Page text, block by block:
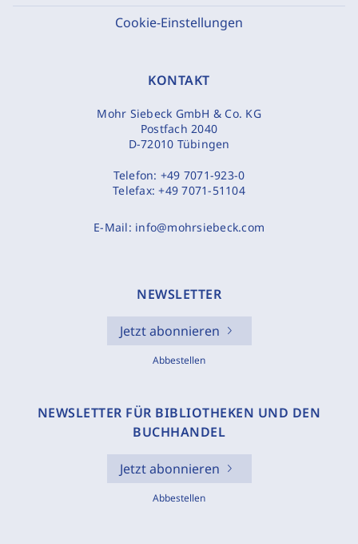
Cookie-Einstellungen
KONTAKT
Mohr Siebeck GmbH & Co. KG
Postfach 2040
D-72010 Tübingen
Telefon: +49 7071-923-0
Telefax:+49 7071-51104
E-Mail: info@mohrsiebeck.com
NEWSLETTER
Jetzt abonnieren
Abbestellen
NEWSLETTER FÜR BIBLIOTHEKEN UND DEN
BUCHHANDEL
Jetzt abonnieren
Abbestellen